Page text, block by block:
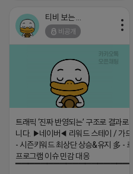
비공개
트래픽 ‘진짜 반영되는’ 구조로 결과로
니다. ▶네이버◀ 리워드 스테이 / 가드
- 시즌키워드 최상단 상승&유지 多 -
프로그램 이슈 민감 대응
▔▔▔▔▔▔▔▔▔▔▔▔▔▔▔▔▔▔